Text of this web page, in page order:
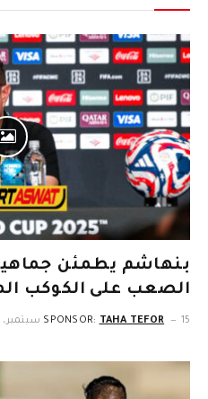
بنهاشم يطمئن جماهير
الصعب على الكوكب
SPONSOR: TAHA TEFOR 15 سبتمبر، 2025